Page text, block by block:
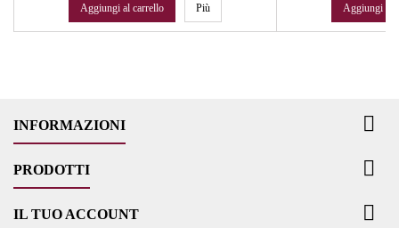
Aggiungi al carrello Più Aggiungi al
INFORMAZIONI 
PRODOTTI 
IL TUO ACCOUNT 